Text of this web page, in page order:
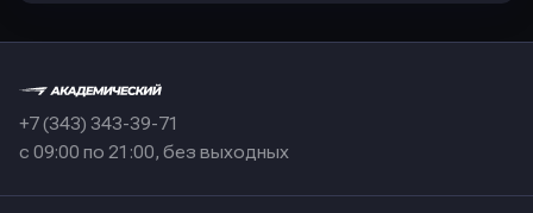
+7 (343) 343-39-71
с 09:00 по 21:00, без выходных